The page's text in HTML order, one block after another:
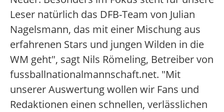
Leser natürlich das DFB-Team von Julian
Nagelsmann, das mit einer Mischung aus
erfahrenen Stars und jungen Wilden in die
WM geht", sagt Nils Römeling, Betreiber von
fussballnationalmannschaft.net. "Mit
unserer Auswertung wollen wir Fans und
Redaktionen einen schnellen, verlässlichen